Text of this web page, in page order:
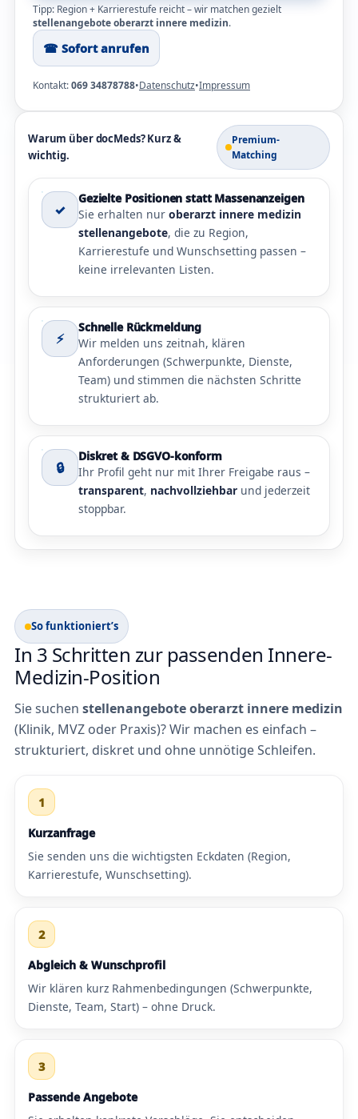
Tipp: Region + Karrierestufe reicht – wir matchen gezielt
stellenangebote oberarzt innere medizin.
☎︎ Sofort anrufen
Kontakt:069 34878788•Datenschutz•Impressum
Warum über docMeds? Kurz &
wichtig.
Premium-
Matching
✓
Gezielte Positionen statt Massenanzeigen
Sie erhalten nur oberarzt innere medizin
stellenangebote, die zu Region,
Karrierestufe und Wunschsetting passen –
keine irrelevanten Listen.
⚡
Schnelle Rückmeldung
Wir melden uns zeitnah, klären
Anforderungen (Schwerpunkte, Dienste,
Team) und stimmen die nächsten Schritte
strukturiert ab.
🔒
Diskret & DSGVO-konform
Ihr Profil geht nur mit Ihrer Freigabe raus –
transparent, nachvollziehbar und jederzeit
stoppbar.
So funktioniert’s
In 3 Schritten zur passenden Innere-
Medizin-Position
Sie suchen stellenangebote oberarzt innere medizin
(Klinik, MVZ oder Praxis)? Wir machen es einfach –
strukturiert, diskret und ohne unnötige Schleifen.
1
Kurzanfrage
Sie senden uns die wichtigsten Eckdaten (Region,
Karrierestufe, Wunschsetting).
2
Abgleich & Wunschprofil
Wir klären kurz Rahmenbedingungen (Schwerpunkte,
Dienste, Team, Start) – ohne Druck.
3
Passende Angebote